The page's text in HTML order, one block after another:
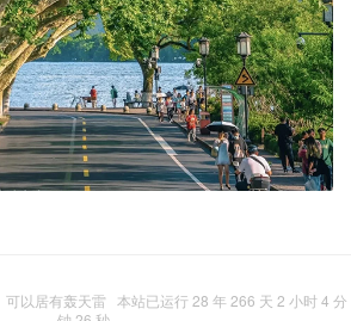
可以居有轰天雷 本站已运行 28 年 266 天 2 小时 4 分